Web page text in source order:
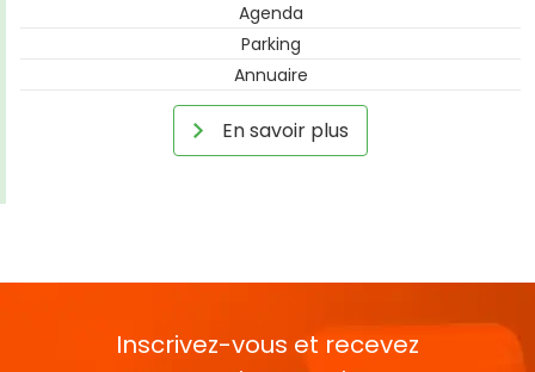
Agenda
Parking
Annuaire
En savoir plus
Inscrivez-vous et recevez